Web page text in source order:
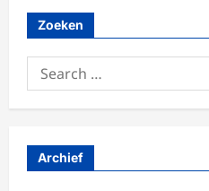
Zoeken
Search
for:
Archief